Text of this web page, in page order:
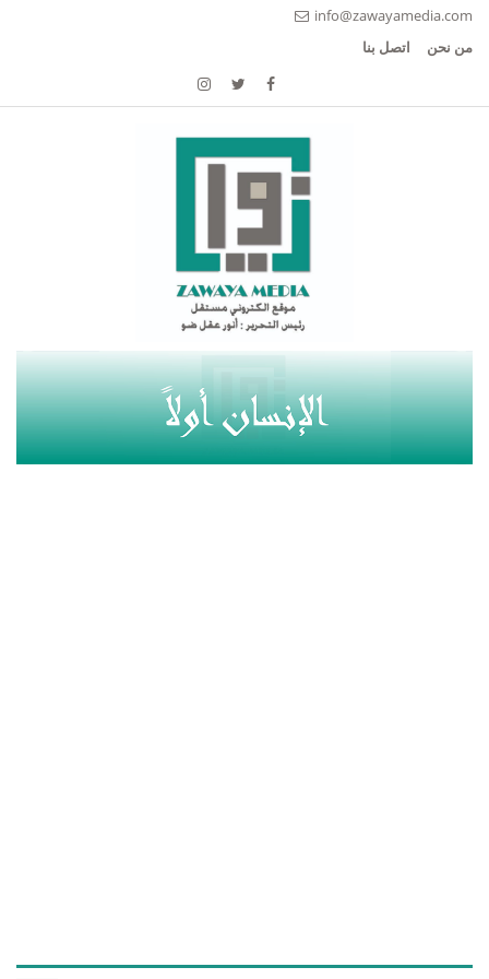
info@zawayamedia.com
من نحن
اتصل بنا